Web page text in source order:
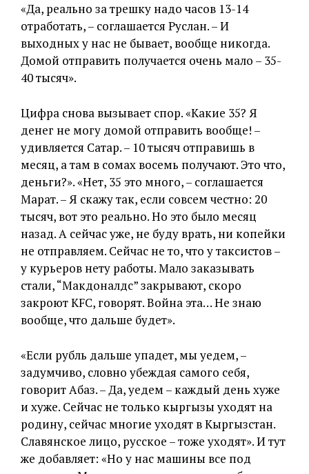
«Да, реально за трешку надо часов 13-14
отработать, – соглашается Руслан. – И
выходных у нас не бывает, вообще никогда.
Домой отправить получается очень мало – 35-
40 тысяч».
Цифра снова вызывает спор. «Какие 35? Я
денег не могу домой отправить вообще! –
удивляется Сатар. – 10 тысяч отправишь в
месяц, а там в сомах восемь получают. Это что,
деньги?». «Нет, 35 это много, – соглашается
Марат. – Я скажу так, если совсем честно: 20
тысяч, вот это реально. Но это было месяц
назад. А сейчас уже, не буду врать, ни копейки
не отправляем. Сейчас не то, что у таксистов –
у курьеров нету работы. Мало заказывать
стали, “Макдоналдс” закрывают, скоро
закроют KFC, говорят. Война эта… Не знаю
вообще, что дальше будет».
«Если рубль дальше упадет, мы уедем, –
задумчиво, словно убеждая самого себя,
говорит Абаз. – Да, уедем – каждый день хуже
и хуже. Сейчас не только кыргызы уходят на
родину, сейчас многие уходят в Кыргызстан.
Славянское лицо, русское – тоже уходят». И тут
же добавляет: «Но у нас машины все под